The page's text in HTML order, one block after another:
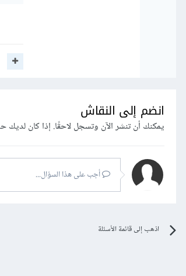
انضم إلى النقاش
يمكنك أن تنشر الآن وتسجل لاحقًا. إذا كان لديك
أجب على هذا السؤال...
اذهب إلى قائمة الأسئلة